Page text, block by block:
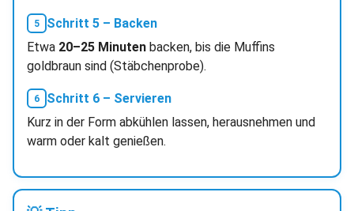
Schritt 5 – Backen
Etwa 20–25 Minutenbacken, bis die Muffins
goldbraun sind (Stäbchenprobe).
Schritt 6 – Servieren
Kurz in der Form abkühlen lassen, herausnehmen und
warm oder kalt genießen.